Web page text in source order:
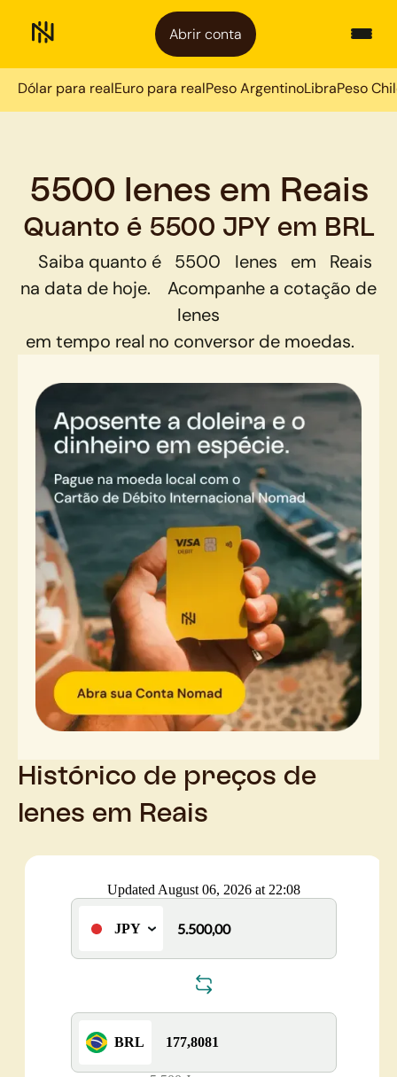
Abrir conta
Dólar para realEuro para realPeso ArgentinoLibraPeso
5500 Ienes em Reais
Quanto é 5500 JPY em BRL
Saiba quanto é 5500 Ienes em
Reais
na data de hoje.
Acompanhe a cotação de
Ienes
em tempo real no conversor de moedas.
Histórico de preços de
Ienes em Reais